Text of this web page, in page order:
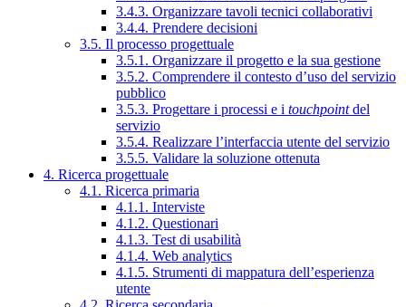
3.4.3. Organizzare tavoli tecnici collaborativi
3.4.4. Prendere decisioni
3.5. Il processo progettuale
3.5.1. Organizzare il progetto e la sua gestione
3.5.2. Comprendere il contesto d’uso del servizio
pubblico
3.5.3. Progettare i processi e i touchpointdel
servizio
3.5.4. Realizzare l’interfaccia utente del servizio
3.5.5. Validare la soluzione ottenuta
4. Ricerca progettuale
4.1. Ricerca primaria
4.1.1. Interviste
4.1.2. Questionari
4.1.3. Test di usabilità
4.1.4. Web analytics
4.1.5. Strumenti di mappatura dell’esperienza
utente